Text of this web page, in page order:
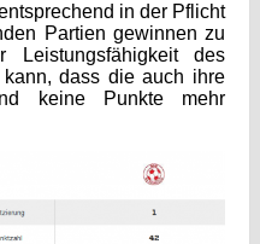
in der Pflicht
Partien gewinnen zu
des
dass die auch ihre
keine Punkte mehr